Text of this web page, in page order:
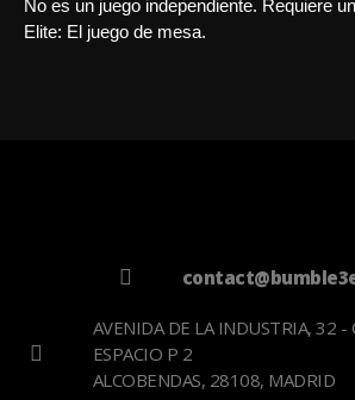
No es un juego independiente. Requiere
Elite: El juego de mesa.
AVENIDA DE LA INDUSTRIA, 32 -
ESPACIO P 2
ALCOBENDAS, 28108, MADRID